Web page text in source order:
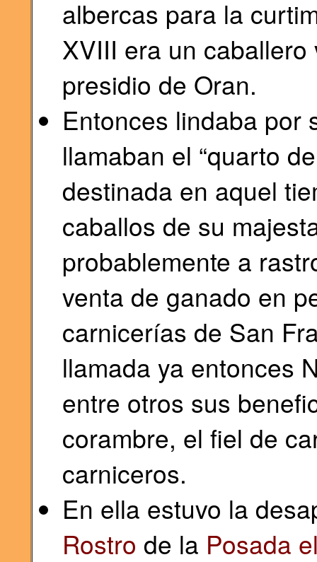
albercas para la
XVIII era un
presidio de Oran.
Entonces lindaba por
llamaban el “quarto
destinada en aquel
caballos de su
probablemente a
venta de ganado en
carnicerías de San
llamada ya entonces
entre otros sus
corambre, el fiel de
carniceros.
En ella estuvo la
Rostro de la Posada